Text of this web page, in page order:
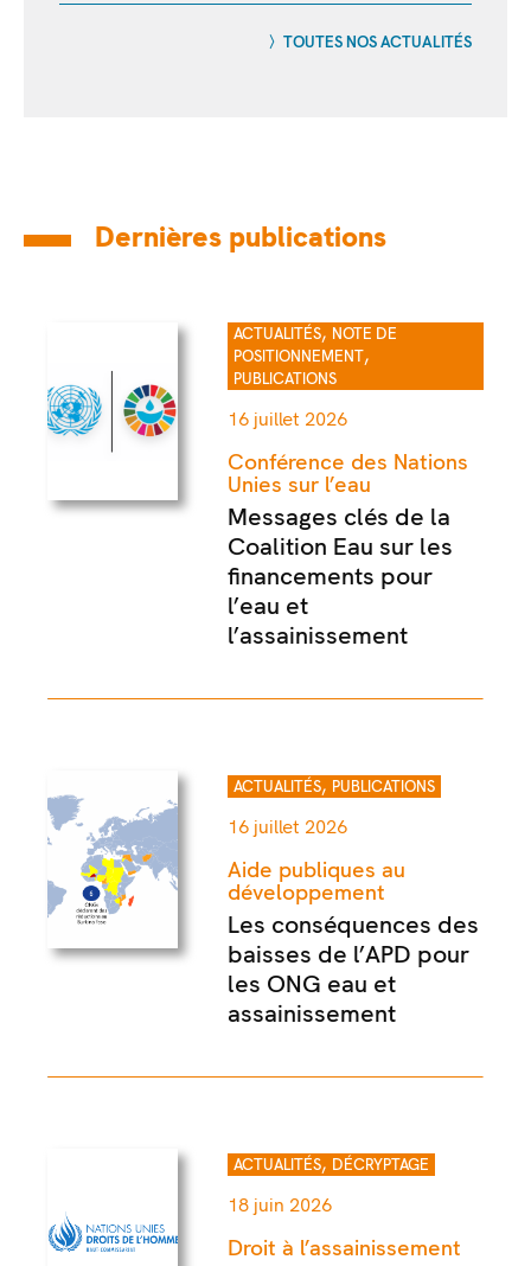
TOUTES NOS ACTUALITÉS
Dernières publications
ACTUALITÉS, NOTE DE
POSITIONNEMENT,
PUBLICATIONS
16 juillet 2026
Conférence des Nations
Unies sur l’eau
Messages clés de la
Coalition Eau sur les
financements pour
l’eau et
l’assainissement
ACTUALITÉS, PUBLICATIONS
16 juillet 2026
Aide publiques au
développement
Les conséquences des
baisses de l’APD pour
les ONG eau et
assainissement
ACTUALITÉS, DÉCRYPTAGE
18 juin 2026
Droit à l’assainissement